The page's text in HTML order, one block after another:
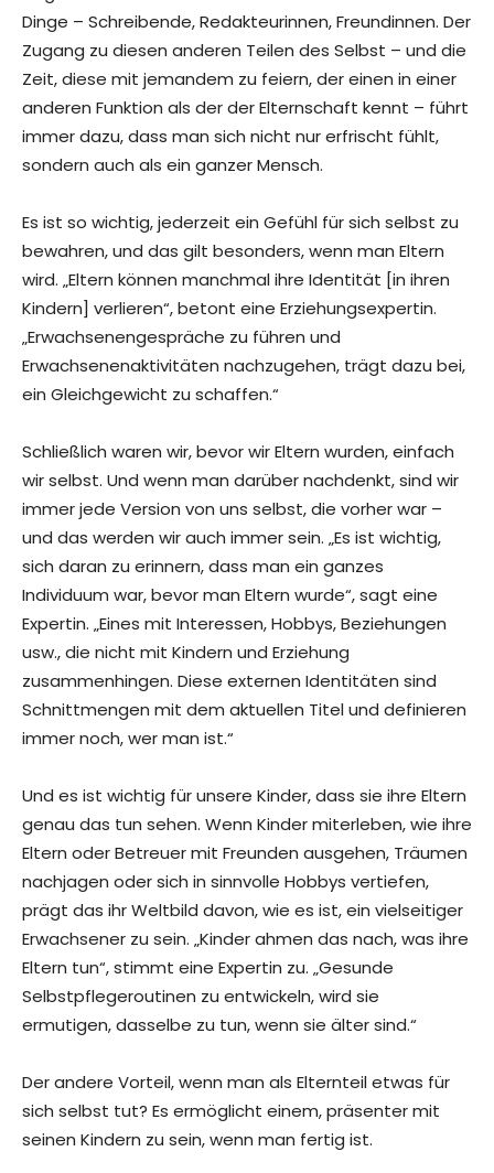
Dinge – Schreibende, Redakteurinnen, Freundinnen. Der
Zugang zu diesen anderen Teilen des Selbst – und die
Zeit, diese mit jemandem zu feiern, der einen in einer
anderen Funktion als der der Elternschaft kennt – führt
immer dazu, dass man sich nicht nur erfrischt fühlt,
sondern auch als ein ganzer Mensch.
Es ist so wichtig, jederzeit ein Gefühl für sich selbst zu
bewahren, und das gilt besonders, wenn man Eltern
wird. „Eltern können manchmal ihre Identität [in ihren
Kindern] verlieren“, betont eine Erziehungsexpertin.
„Erwachsenengespräche zu führen und
Erwachsenenaktivitäten nachzugehen, trägt dazu bei,
ein Gleichgewicht zu schaffen.“
Schließlich waren wir, bevor wir Eltern wurden, einfach
wir selbst. Und wenn man darüber nachdenkt, sind wir
immer jede Version von uns selbst, die vorher war –
und das werden wir auch immer sein. „Es ist wichtig,
sich daran zu erinnern, dass man ein ganzes
Individuum war, bevor man Eltern wurde“, sagt eine
Expertin. „Eines mit Interessen, Hobbys, Beziehungen
usw., die nicht mit Kindern und Erziehung
zusammenhingen. Diese externen Identitäten sind
Schnittmengen mit dem aktuellen Titel und definieren
immer noch, wer man ist.“
Und es ist wichtig für unsere Kinder, dass sie ihre Eltern
genau das tun sehen. Wenn Kinder miterleben, wie ihre
Eltern oder Betreuer mit Freunden ausgehen, Träumen
nachjagen oder sich in sinnvolle Hobbys vertiefen,
prägt das ihr Weltbild davon, wie es ist, ein vielseitiger
Erwachsener zu sein. „Kinder ahmen das nach, was ihre
Eltern tun“, stimmt eine Expertin zu. „Gesunde
Selbstpflegeroutinen zu entwickeln, wird sie
ermutigen, dasselbe zu tun, wenn sie älter sind.“
Der andere Vorteil, wenn man als Elternteil etwas für
sich selbst tut? Es ermöglicht einem, präsenter mit
seinen Kindern zu sein, wenn man fertig ist.